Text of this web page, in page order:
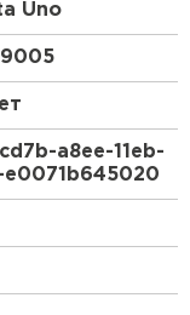
как и у
листа
Uno
крышах
Uno
9005
a8ee-11eb-
e0071b645020